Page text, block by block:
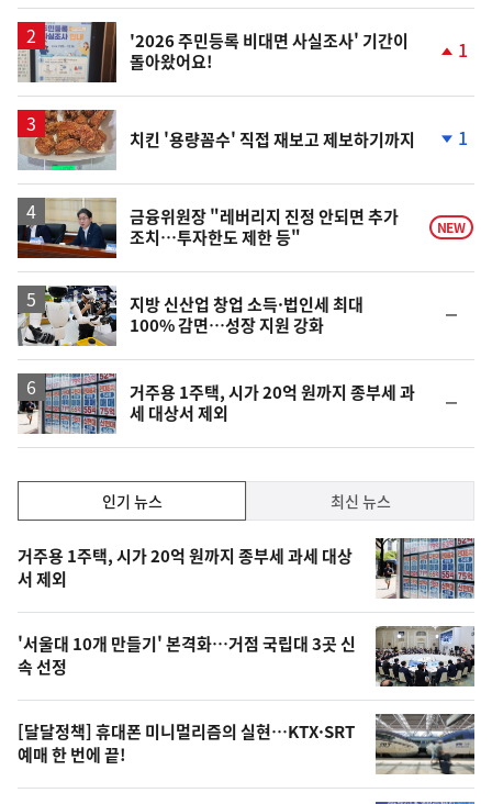
'2026 주민등록 비대면 사실조사' 기간이
돌아왔어요!
상
1
치킨 '용량꼼수' 직접 재보고 제보하기까지
하
락
1
금융위원장 "레버리지 진정 안되면 추가
조치…투자한도 제한 등"
NEW
지방 신산업 창업 소득·법인세 최대
100% 감면…성장 지원 강화
일
거주용 1주택, 시가 20억 원까지 종부세 과
세 대상서 제외
일
인
기,
최
신,
오
늘
의
영
상
인기 뉴스 최신 뉴스
인
기
뉴
스
거주용 1주택, 시가 20억 원까지 종부세 과세 대상
서 제외
'서울대 10개 만들기' 본격화…거점 국립대 3곳 신
속 선정
[달달정책] 휴대폰 미니멀리즘의 실현…KTX·SRT
예매 한 번에 끝!